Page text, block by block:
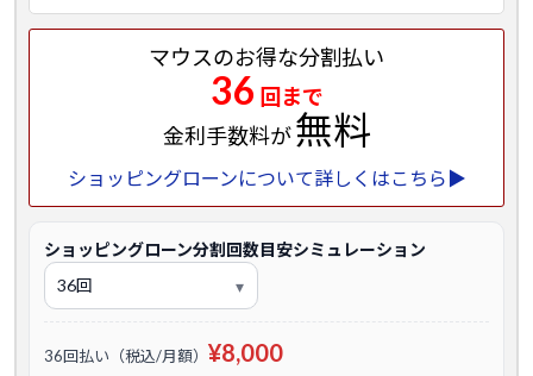
マウスのお得な分割払い
36 回まで
金利手数料が無料
ショッピングローンについて詳しくはこちら▶
ショッピングローン分割回数目安シミュレーション
36回払い（税込/月額） ¥8,000